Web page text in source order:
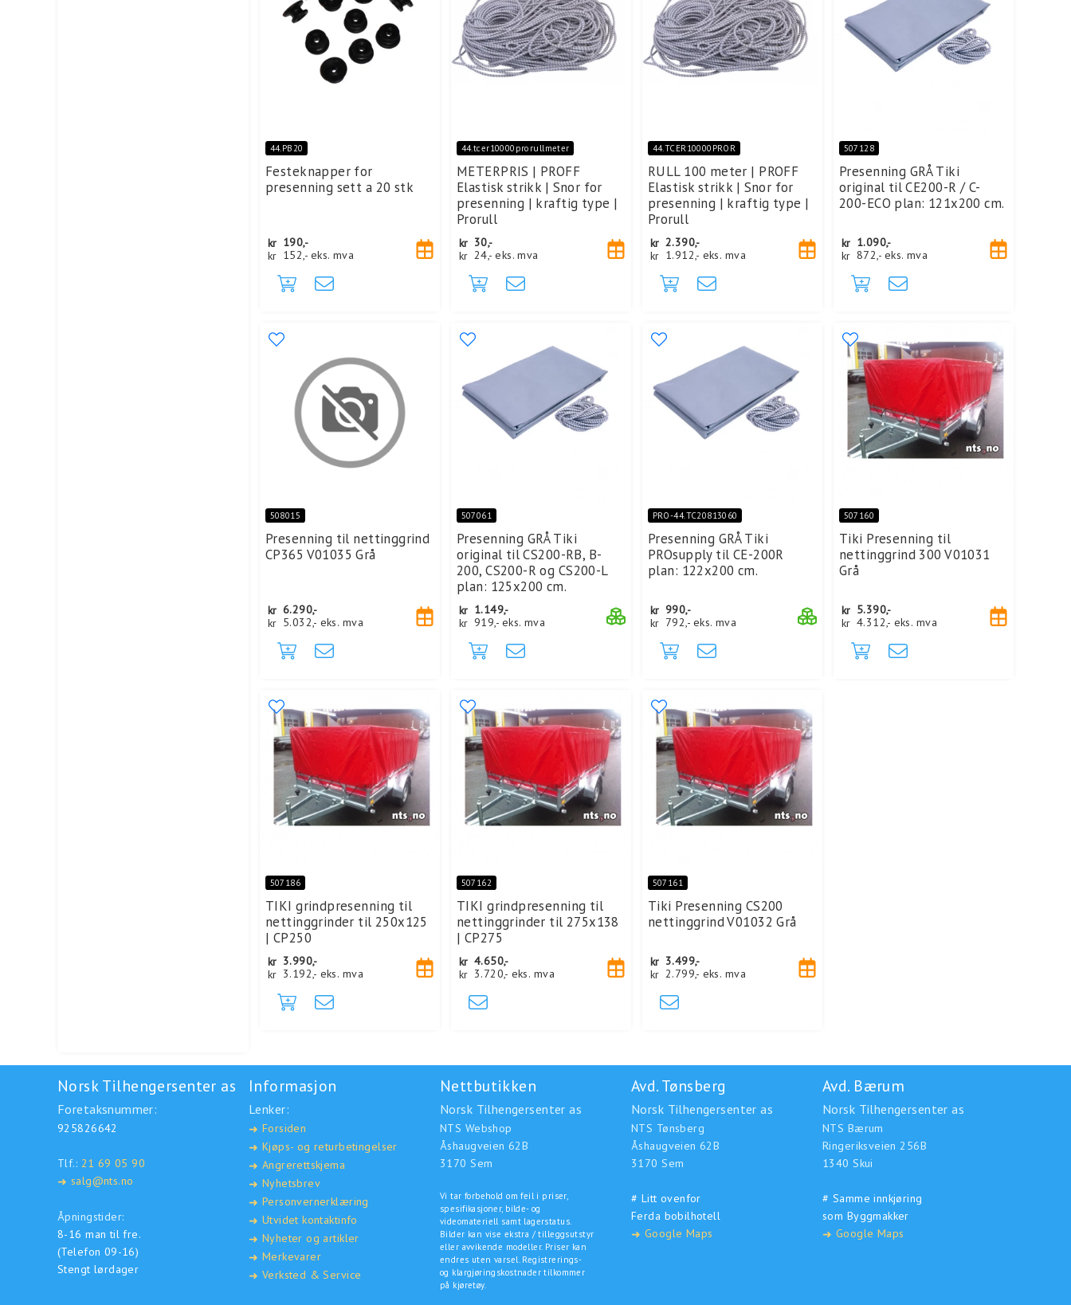
44.PB20
Festeknapper for
presenning sett a 20 stk
kr 190,-
kr 152,- eks. mva
44.tcer10000prorullmeter
METERPRIS | PROFF
Elastisk strikk | Snor for
presenning | kraftig type |
Prorull
kr 30,-
kr 24,- eks. mva
44.TCER10000PROR
RULL 100 meter | PROFF
Elastisk strikk | Snor for
presenning | kraftig type |
Prorull
kr 2.390,-
kr 1.912,- eks. mva
507128
Presenning GRÅ Tiki
original til CE200-R / C-
200-ECO plan: 121x200 cm.
kr 1.090,-
kr 872,- eks. mva
508015
Presenning til nettinggrind
CP365 V01035 Grå
kr 6.290,-
kr 5.032,- eks. mva
507061
Presenning GRÅ Tiki
original til CS200-RB, B-
200, CS200-R og CS200-L
plan: 125x200 cm.
kr 1.149,-
kr 919,- eks. mva
PRO-44.TC20813060
Presenning GRÅ Tiki
PROsupply til CE-200R
plan: 122x200 cm.
kr 990,-
kr 792,- eks. mva
507160
Tiki Presenning til
nettinggrind 300 V01031
Grå
kr 5.390,-
kr 4.312,- eks. mva
507186
TIKI grindpresenning til
nettinggrinder til 250x125
| CP250
kr 3.990,-
kr 3.192,- eks. mva
507162
TIKI grindpresenning til
nettinggrinder til 275x138
| CP275
kr 4.650,-
kr 3.720,- eks. mva
507161
Tiki Presenning CS200
nettinggrind V01032 Grå
kr 3.499,-
kr 2.799,- eks. mva
Norsk Tilhengersenter as
Foretaksnummer:
925826642
Tlf.: 21 69 05 90
➜ salg@nts.no
Åpningstider:
8-16 man til fre.
(Telefon 09-16)
Stengt lørdager
Informasjon
Lenker:
➜ Forsiden
➜ Kjøps- og returbetingelser
➜ Angrerettskjema
➜ Nyhetsbrev
➜ Personvernerklæring
➜ Utvidet kontaktinfo
➜ Nyheter og artikler
➜ Merkevarer
➜ Verksted & Service
Nettbutikken
Norsk Tilhengersenter as
NTS Webshop
Åshaugveien 62B
3170 Sem
Vi tar forbehold om feil i priser,
spesifikasjoner, bilde- og
videomateriell samt lagerstatus.
Bilder kan vise ekstra / tilleggsutstyr
eller avvikende modeller. Priser kan
endres uten varsel. Registrerings-
og klargjøringskostnader tilkommer
på kjøretøy.
Avd. Tønsberg
Norsk Tilhengersenter as
NTS Tønsberg
Åshaugveien 62B
3170 Sem
# Litt ovenfor
Ferda bobilhotell
➜ Google Maps
Avd. Bærum
Norsk Tilhengersenter as
NTS Bærum
Ringeriksveien 256B
1340 Skui
# Samme innkjøring
som Byggmakker
➜ Google Maps